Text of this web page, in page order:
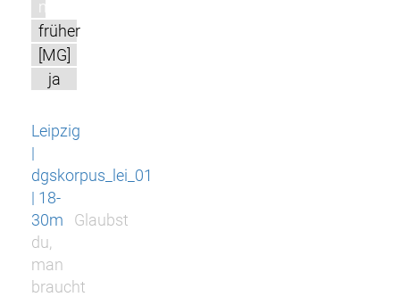
m
früher
[MG]
ja
Leipzig
|
dgskorpus_lei_01
| 18-
30m
Glaubst
du,
man
braucht